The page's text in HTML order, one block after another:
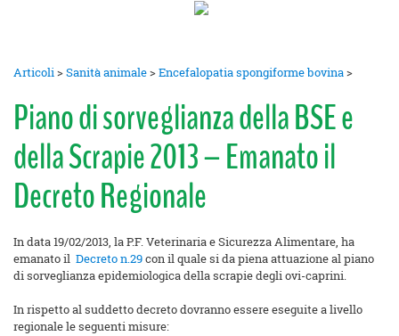
Articoli>Sanità animale>Encefalopatia spongiforme bovina>
Piano di sorveglianza della BSE e
della Scrapie 2013 – Emanato il
Decreto Regionale
In data 19/02/2013, la P.F. Veterinaria e Sicurezza Alimentare, ha
emanato il Decreto n.29con il quale si da piena attuazione al piano
di sorveglianza epidemiologica della scrapie degli ovi-caprini.
In rispetto al suddetto decreto dovranno essere eseguite a livello
regionale le seguenti misure: